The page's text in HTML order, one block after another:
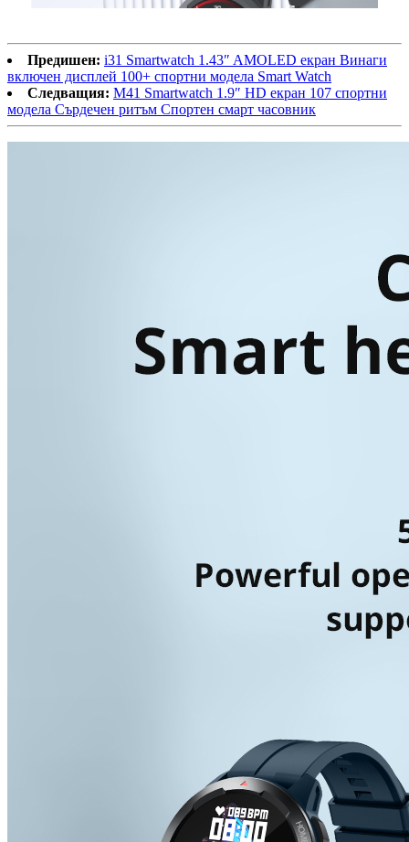
Предишен: i31 Smartwatch 1.43″ AMOLED екран Винаги
включен дисплей 100+ спортни модела Smart Watch
Следващия: M41 Smartwatch 1.9″ HD екран 107 спортни
модела Сърдечен ритъм Спортен смарт часовник